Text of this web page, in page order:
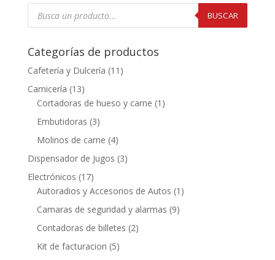
Búsqueda
productos
BUSCAR
Categorías de productos
Cafetería y Dulcería (11)
Carnicería (13)
Cortadoras de hueso y carne (1)
Embutidoras (3)
Molinos de carne (4)
Dispensador de Jugos (3)
Electrónicos (17)
Autoradios y Accesorios de Autos (1)
Camaras de seguridad y alarmas (9)
Contadoras de billetes (2)
Kit de facturacion (5)